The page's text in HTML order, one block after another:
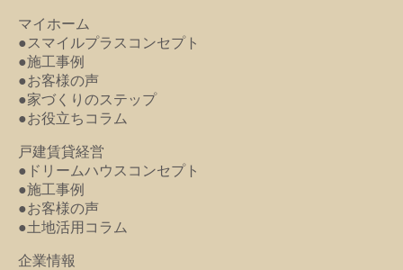
マイホーム
●スマイルプラスコンセプト
●施工事例
●お客様の声
●家づくりのステップ
●お役立ちコラム
戸建賃貸経営
●ドリームハウスコンセプト
●施工事例
●お客様の声
●土地活用コラム
企業情報